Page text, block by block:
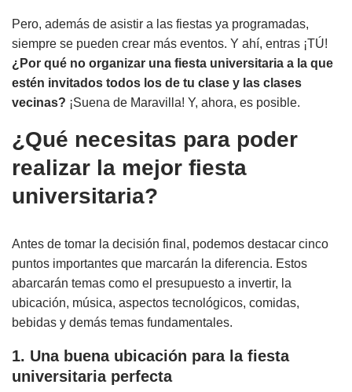
Pero, además de asistir a las fiestas ya programadas,
siempre se pueden crear más eventos. Y ahí, entras ¡TÚ!
¿Por qué no organizar una fiesta universitaria a la que
estén invitados todos los de tu clase y las clases
vecinas? ¡Suena de Maravilla! Y, ahora, es posible.
¿Qué necesitas para poder
realizar la mejor fiesta
universitaria?
Antes de tomar la decisión final, podemos destacar cinco
puntos importantes que marcarán la diferencia. Estos
abarcarán temas como el presupuesto a invertir, la
ubicación, música, aspectos tecnológicos, comidas,
bebidas y demás temas fundamentales.
1. Una buena ubicación para la fiesta
universitaria perfecta